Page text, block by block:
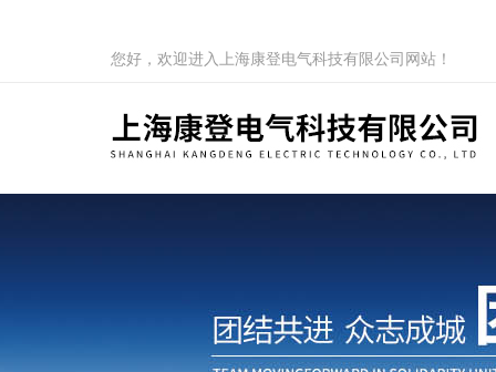
您好，欢迎进入上海康登电气科技有限公司网站！